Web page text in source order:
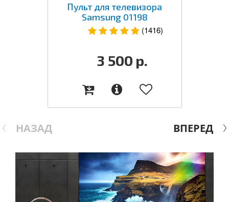
НАЗАД
Пульт для телевизора
Samsung 01198
(1416)
3 500 р.
ВПЕРЕД